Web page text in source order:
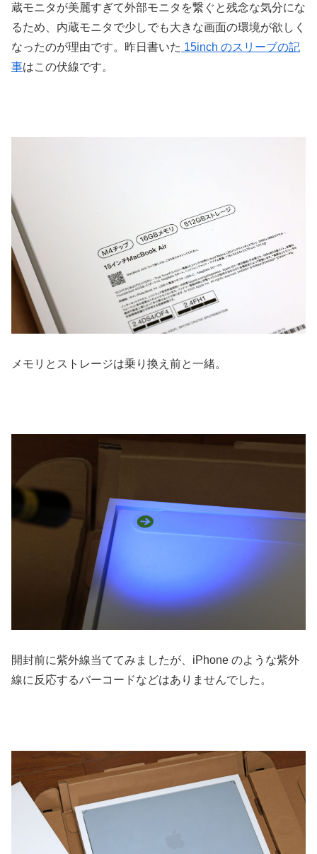
蔵モニタが美麗すぎて外部モニタを繋ぐと残念な気分にな
るため、内蔵モニタで少しでも大きな画面の環境が欲しく
なったのが理由です。昨日書いた 15inch のスリーブの記
事はこの伏線です。
メモリとストレージは乗り換え前と一緒。
開封前に紫外線当ててみましたが、iPhone のような紫外
線に反応するバーコードなどはありませんでした。